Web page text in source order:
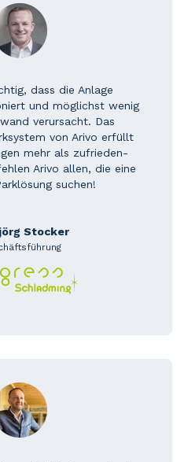
dass die Anlage
und möglichst wenig
verursacht. Das
von Arivo erfüllt
mehr als zufrieden­
Arivo allen, die eine
suchen!
Stocker